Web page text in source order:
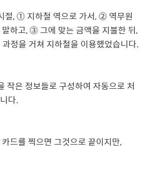
절,⓵지하철 역으로 가서,⓶역무원
하고,⓷그에 맞는 금액을 지불한 뒤,
정을 거쳐 지하철을 이용했었습니다.
작은 정보들로 구성하여 자동으로 처
다.
드를 찍으면 그것으로 끝이지만,